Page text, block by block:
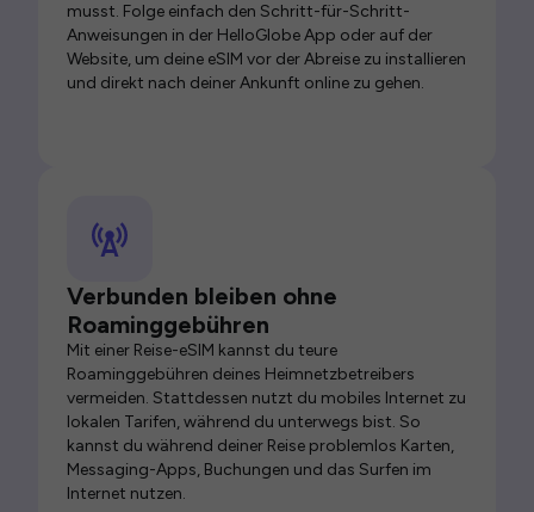
musst. Folge einfach den Schritt-für-Schritt-
Anweisungen in der HelloGlobe App oder auf der
Website, um deine eSIM vor der Abreise zu installieren
und direkt nach deiner Ankunft online zu gehen.
Verbunden bleiben ohne
Roaminggebühren
Mit einer Reise-eSIM kannst du teure
Roaminggebühren deines Heimnetzbetreibers
vermeiden. Stattdessen nutzt du mobiles Internet zu
lokalen Tarifen, während du unterwegs bist. So
kannst du während deiner Reise problemlos Karten,
Messaging-Apps, Buchungen und das Surfen im
Internet nutzen.